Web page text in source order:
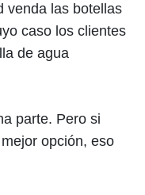
venda las botellas
caso los clientes
de agua
parte. Pero si
opción, eso